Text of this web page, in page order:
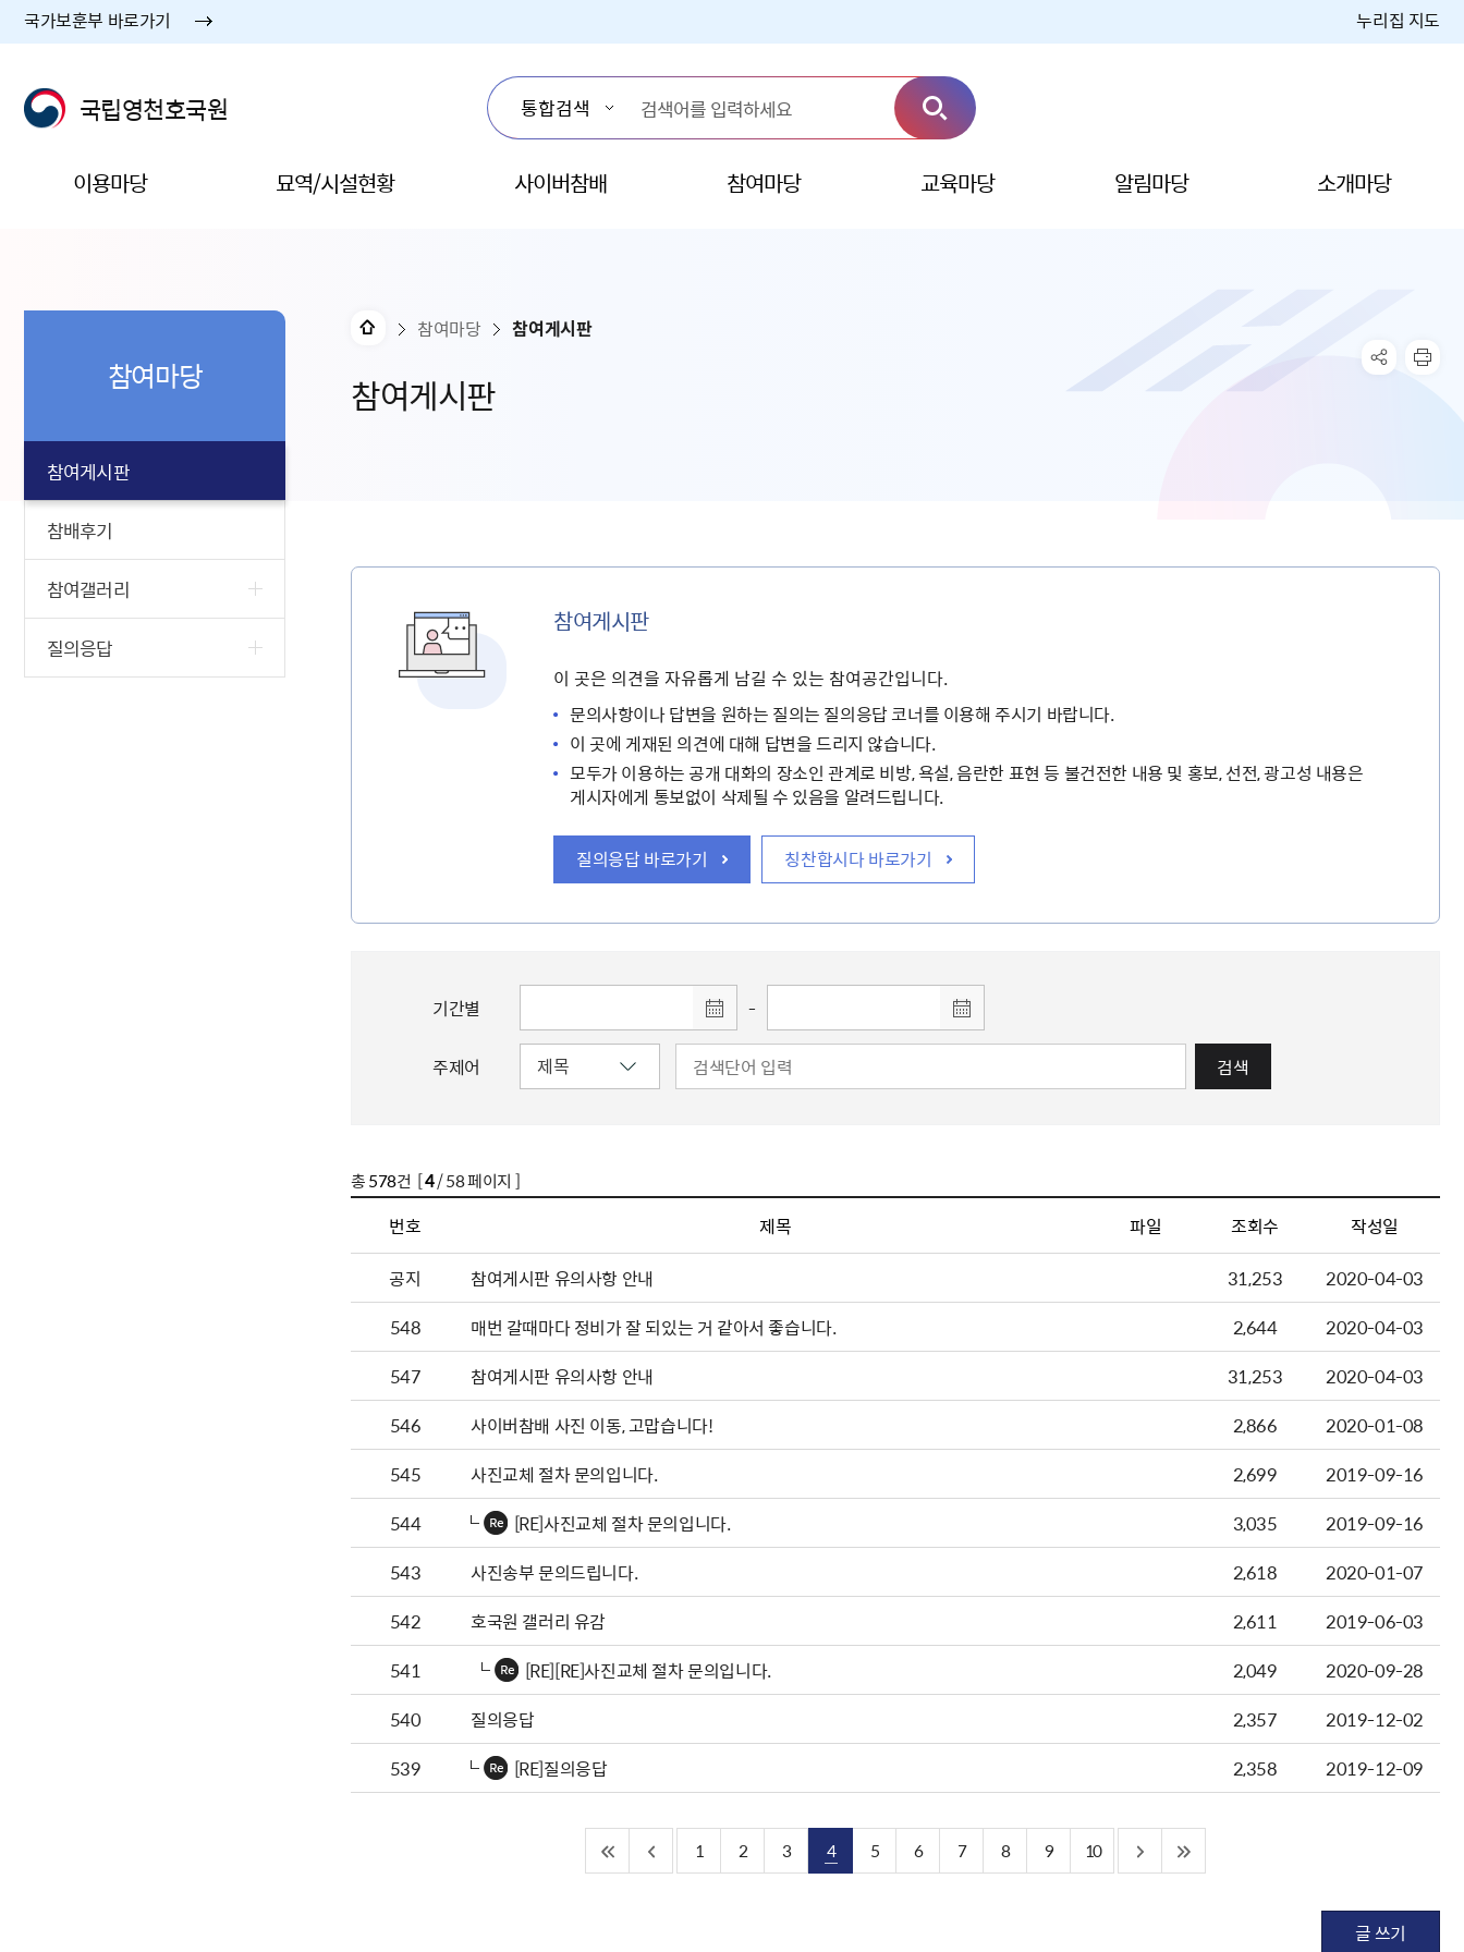
국가보훈부 바로가기 누리집 지도
국립영천호국원
이용마당 묘역/시설현황 사이버참배 참여마당 교육마당 알림마당 소개마당
참여게시판
참여마당 참여게시판
참여마당
참여게시판
참배후기
참여갤러리
질의응답
참여게시판
이 곳은 의견을 자유롭게 남길 수 있는 참여공간입니다.
문의사항이나 답변을 원하는 질의는 질의응답 코너를 이용해 주시기 바랍니다.
이 곳에 게재된 의견에 대해 답변을 드리지 않습니다.
모두가 이용하는 공개 대화의 장소인 관계로 비방, 욕설, 음란한 표현 등 불건전한 내용 및 홍보, 선전, 광고성 내용은
게시자에게 통보없이 삭제될 수 있음을 알려드립니다.
질의응답 바로가기 칭찬합시다 바로가기
기간별 -
주제어 검색
총578건 [4/ 58 페이지 ]
번호 제목 파일 조회수
작성일
공지
참여게시판 유의사항 안내 31,253
2020-04-03
548
매번 갈때마다 정비가 잘 되있는 거 같아서 좋습니다. 2,644
2020-04-03
547
참여게시판 유의사항 안내 31,253
2020-04-03
546
사이버참배 사진 이동, 고맙습니다! 2,866
2020-01-08
545
사진교체 절차 문의입니다. 2,699
2019-09-16
544
[RE]사진교체 절차 문의입니다. 3,035
2019-09-16
543
사진송부 문의드립니다. 2,618
2020-01-07
542
호국원 갤러리 유감 2,611
2019-06-03
541
[RE][RE]사진교체 절차 문의입니다. 2,049
2020-09-28
540
질의응답 2,357
2019-12-02
539
[RE]질의응답 2,358 2019-12-09
1 2 3 4 5 6 7 8 9 10
글 쓰기